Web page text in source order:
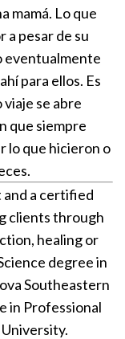
mamá. Lo que
a pesar de su
eventualmente
para ellos. Es
se abre
que siempre
lo que hicieron o
and a certified
clients through
healing or
degree in
Southeastern
in Professional